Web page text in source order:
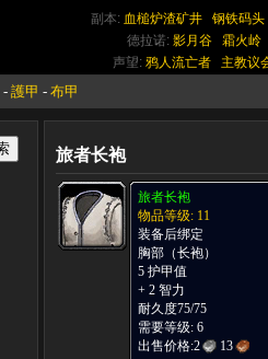
副本: 血槌炉渣矿井
钢铁码头
德拉诺: 影月谷
霜火岭
声望: 鸦人流亡者 主教议
- 護甲 - 布甲
旅者长袍
旅者长袍
物品等级: 11
装备后绑定
胸部（长袍）
5 护甲值
+ 2 智力
耐久度75/75
需要等级: 6
出售价格:2 13